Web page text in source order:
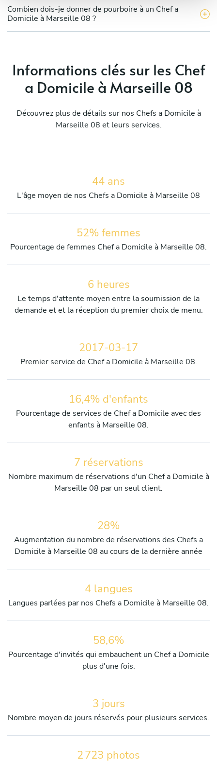
Combien dois-je donner de pourboire à un Chef a
Domicile à Marseille 08 ?
Informations clés sur les Chef
a Domicile à Marseille 08
Découvrez plus de détails sur nos Chefs a Domicile à
Marseille 08 et leurs services.
44 ans
L'âge moyen de nos Chefs a Domicile à Marseille 08
52% femmes
Pourcentage de femmes Chef a Domicile à Marseille 08.
6 heures
Le temps d'attente moyen entre la soumission de la
demande et et la réception du premier choix de menu.
2017-03-17
Premier service de Chef a Domicile à Marseille 08.
16,4% d'enfants
Pourcentage de services de Chef a Domicile avec des
enfants à Marseille 08.
7 réservations
Nombre maximum de réservations d'un Chef a Domicile à
Marseille 08 par un seul client.
28%
Augmentation du nombre de réservations des Chefs a
Domicile à Marseille 08 au cours de la dernière année
4 langues
Langues parlées par nos Chefs a Domicile à Marseille 08.
58,6%
Pourcentage d'invités qui embauchent un Chef a Domicile
plus d'une fois.
3 jours
Nombre moyen de jours réservés pour plusieurs services.
2 723 photos